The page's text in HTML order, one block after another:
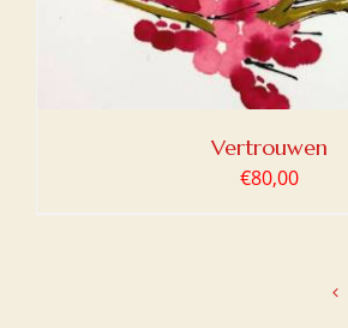
Vertrouwen
€80,00